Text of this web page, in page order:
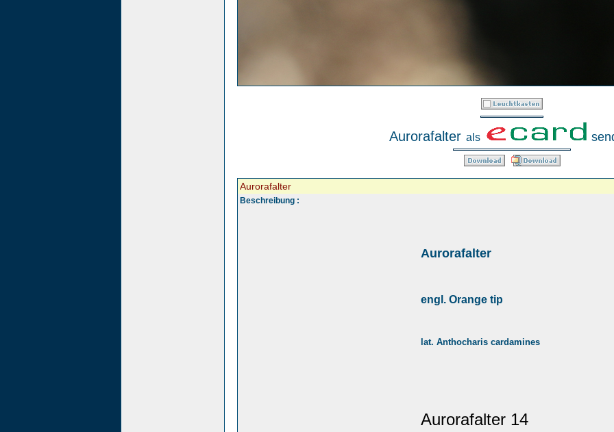
Aurorafalter als
Aurorafalter
Beschreibung :
Aurorafalter
engl. Orange tip
lat. Anthocharis cardamines
Aurorafalter 14